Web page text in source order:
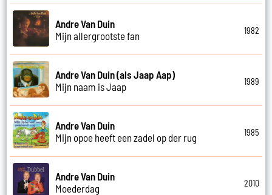
Andre Van Duin
Mijn allergrootste fan
1982
Andre Van Duin (als Jaap Aap)
Mijn naam is Jaap
1989
Andre Van Duin
Mijn opoe heeft een zadel op der rug
1985
Andre Van Duin
Moederdag
2010